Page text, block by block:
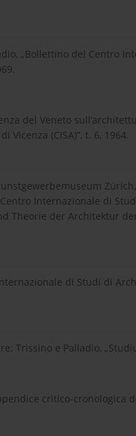
„Bollettino del Centro
del Veneto
(CISA)”, t. 6, 1964.
Internazionale di
Theorie der Architektur
di Studi di
Trissino e Palladio,
critico-